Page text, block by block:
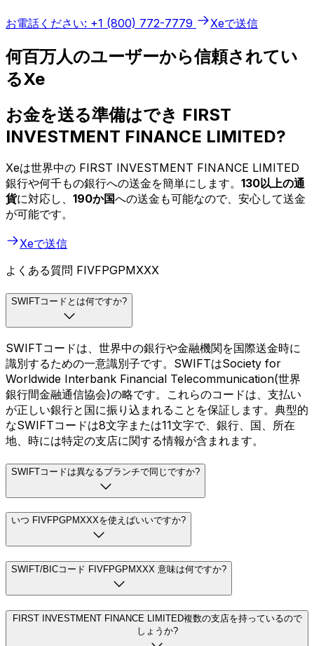
お電話ください: +1 (800) 772-7779 Xeで送信
何百万人のユーザーから信頼されてい
るXe
お金を送る準備はでき FIRST
INVESTMENT FINANCE LIMITED?
Xeは世界中の FIRST INVESTMENT FINANCE LIMITED
銀行や何千もの銀行への送金を簡単にします。 130以上の通
貨に対応し、 190か国への送金も可能なので、安心して送金
が可能です。
Xeで送信
よくある質問 FIVFPGPMXXX
SWIFTコードとは何ですか?
SWIFTコードは、世界中の銀行や金融機関を国際送金時に
識別するための一意識別子です。SWIFTはSociety for
Worldwide Interbank Financial Telecommunication(世界
銀行間金融通信協会)の略です。これらのコードは、支払い
が正しい銀行と国に振り込まれることを保証します。典型的
なSWIFTコードは8文字または11文字で、銀行、国、所在
地、時には特定の支店に関する情報が含まれます。
SWIFTコードは異なるブランチで同じですか?
いつ FIVFPGPMXXXを使えばいいですか?
SWIFT/BICコード FIVFPGPMXXX 意味は何ですか?
FIRST INVESTMENT FINANCE LIMITED複数の支店を持っているので
しょうか?